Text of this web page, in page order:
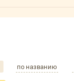
по названию